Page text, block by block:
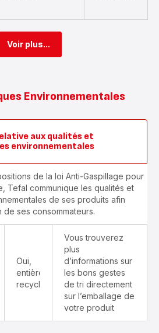
Voir plus...
Environnementales
aux qualités et
environnementales
de la loi Anti-Gaspillage pour
Tefal communique les qualités et
de ses produits afin
de ses consommateurs.
Oui,
entièrement
recyclable
Vous trouverez
plus
d’informations sur
les bons gestes
de tri directement
sur l’emballage de
votre produit